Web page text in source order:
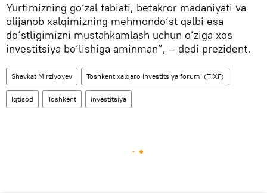
Yurtimizning go‘zal tabiati, betakror madaniyati va
olijanob xalqimizning mehmondo‘st qalbi esa
do‘stligimizni mustahkamlash uchun o‘ziga xos
investitsiya bo‘lishiga aminman”, – dedi prezident.
Shavkat Mirziyoyev Toshkent xalqaro investitsiya forumi (TIXF)
Iqtisod Toshkent investitsiya